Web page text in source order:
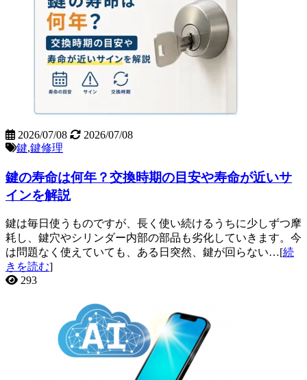
2026/07/08
2026/07/08
鍵,鍵修理
鍵の寿命は何年？交換時期の目安や寿命が近いサ
インを解説
鍵は毎日使うものですが、長く使い続けるうちに少しずつ摩
耗し、鍵穴やシリンダー内部の部品も劣化していきます。今
は問題なく使えていても、ある日突然、鍵が回らない…[続
きを読む]
293